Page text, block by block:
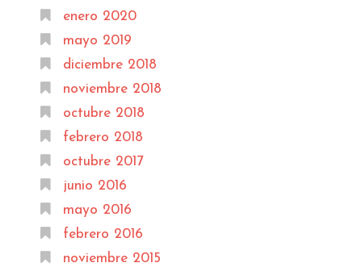
enero 2020
mayo 2019
diciembre 2018
noviembre 2018
octubre 2018
febrero 2018
octubre 2017
junio 2016
mayo 2016
febrero 2016
noviembre 2015